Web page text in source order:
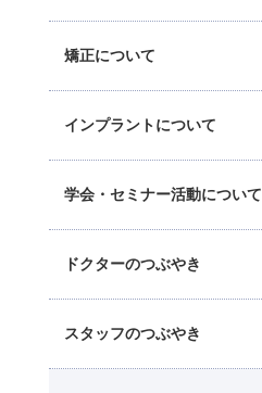
矯正について
インプラントについて
学会・セミナー活動について
ドクターのつぶやき
スタッフのつぶやき